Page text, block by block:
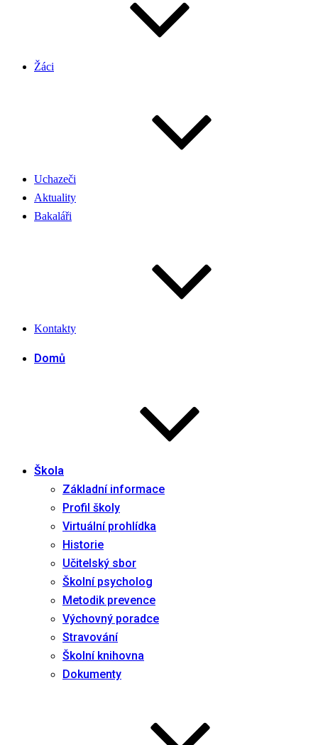
Žáci
Uchazeči
Aktuality
Bakaláři
Kontakty
Domů
Škola
Základní informace
Profil školy
Virtuální prohlídka
Historie
Učitelský sbor
Školní psycholog
Metodik prevence
Výchovný poradce
Stravování
Školní knihovna
Dokumenty